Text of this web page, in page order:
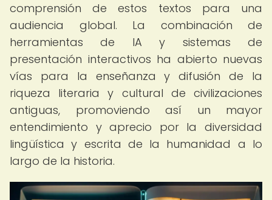
comprensión de estos textos para una
audiencia global. La combinación de
herramientas de IA y sistemas de
presentación interactivos ha abierto nuevas
vías para la enseñanza y difusión de la
riqueza literaria y cultural de civilizaciones
antiguas, promoviendo así un mayor
entendimiento y aprecio por la diversidad
lingüística y escrita de la humanidad a lo
largo de la historia.